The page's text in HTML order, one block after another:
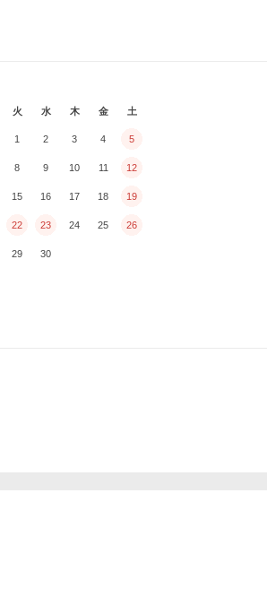
火 水 木 金 土
1 2 3 4 5
8 9 10 11 12
15 16 17 18 19
22 23 24 25 26
29 30